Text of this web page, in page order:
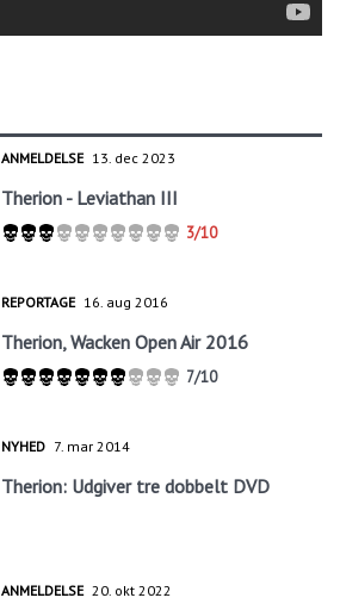
ANMELDELSE 13. dec 2023
Therion - Leviathan III
3/10
REPORTAGE 16. aug 2016
Therion, Wacken Open Air 2016
7/10
NYHED 7. mar 2014
Therion: Udgiver tre dobbelt DVD
ANMELDELSE 20. okt 2022